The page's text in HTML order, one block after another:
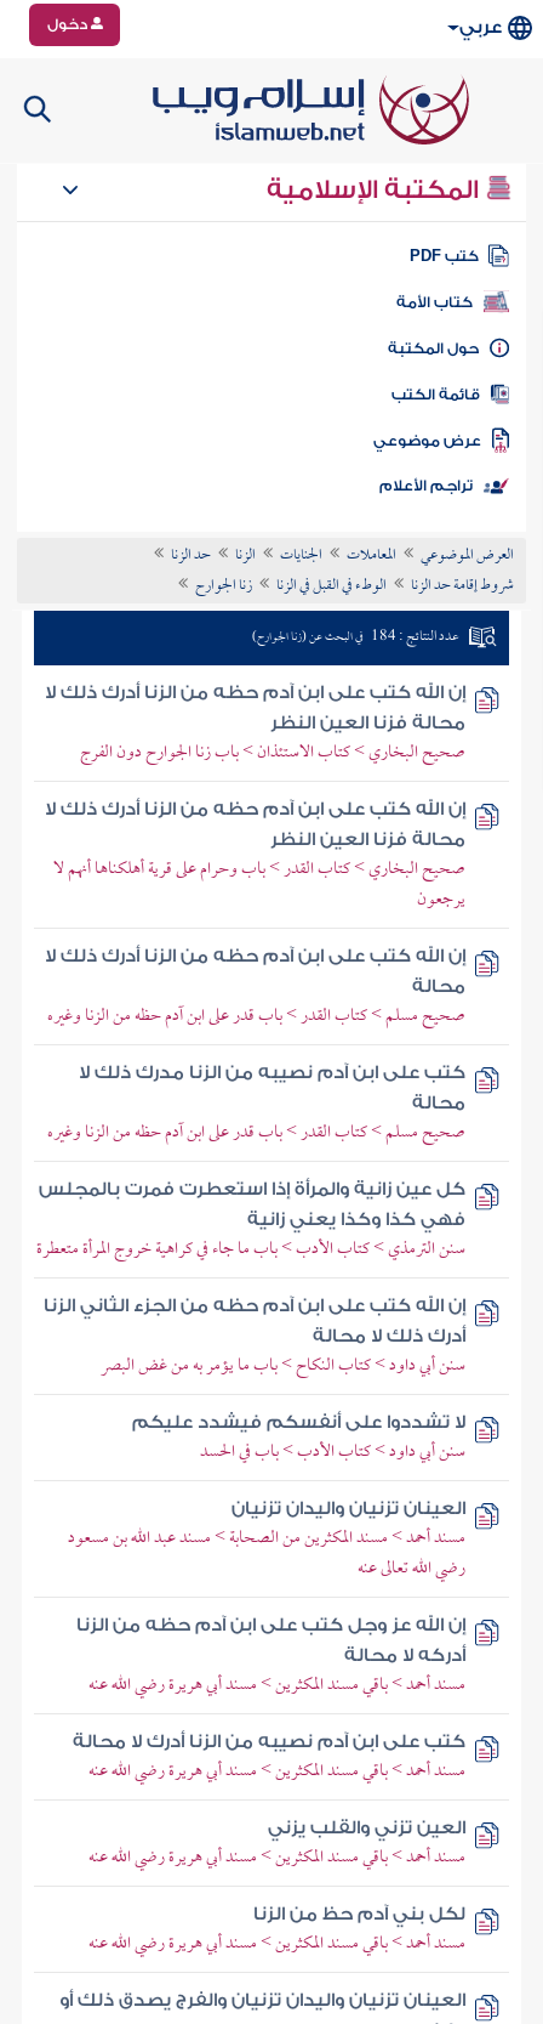
عربي دخول
المكتبة الإسلامية
كتب PDF
كتاب الأمة
المكتبة
الكتب
موضوعي
تراجم الأعلام
العرض الموضوعي المعاملات الجنايات الزنا
حد الزنا
شروط إقامة حد الزنا
الوطء في القبل في الزنا زنا الجوارح
عدد النتائج : 184 في البحث عن (زنا الجوارح)
إن الله كتب على ابن آدم حظه من الزنا أدرك ذلك لا
محالة فزنا العين النظر
صحيح البخاري > كتاب الاستئذان > باب زنا الجوارح دون الفرج
إن الله كتب على ابن آدم حظه من الزنا أدرك ذلك لا
محالة فزنا العين النظر
صحيح البخاري > كتاب القدر > باب وحرام على قرية أهلكناها أنهم لا
يرجعون
إن الله كتب على ابن آدم حظه من الزنا أدرك ذلك لا
محالة
صحيح مسلم > كتاب القدر > باب قدر على ابن آدم حظه من الزنا وغيره
كتب على ابن آدم نصيبه من الزنا مدرك ذلك لا
محالة
صحيح مسلم > كتاب القدر > باب قدر على ابن آدم حظه من الزنا وغيره
كل عين زانية والمرأة إذا استعطرت فمرت بالمجلس
فهي كذا وكذا يعني زانية
سنن الترمذي > كتاب الأدب > باب ما جاء في كراهية خروج المرأة متعطرة
إن الله كتب على ابن آدم حظه من الجزء الثاني الزنا
أدرك ذلك لا محالة
سنن أبي داود > كتاب النكاح > باب ما يؤمر به من غض البصر
لا تشددوا على أنفسكم فيشدد عليكم
سنن أبي داود > كتاب الأدب > باب في الحسد
العينان تزنيان واليدان تزنيان
مسند أحمد > مسند المكثرين من الصحابة > مسند عبد الله بن مسعود
رضي الله تعالى عنه
إن الله عز وجل كتب على ابن آدم حظه من الزنا
أدركه لا محالة
مسند أحمد > باقي مسند المكثرين > مسند أبي هريرة رضي الله عنه
كتب على ابن آدم نصيبه من الزنا أدرك لا محالة
مسند أحمد > باقي مسند المكثرين > مسند أبي هريرة رضي الله عنه
العين تزني والقلب يزني
مسند أحمد > باقي مسند المكثرين > مسند أبي هريرة رضي الله عنه
لكل بني آدم حظ من الزنا
مسند أحمد > باقي مسند المكثرين > مسند أبي هريرة رضي الله عنه
العينان تزنيان واليدان تزنيان والفرج يصدق ذلك أو